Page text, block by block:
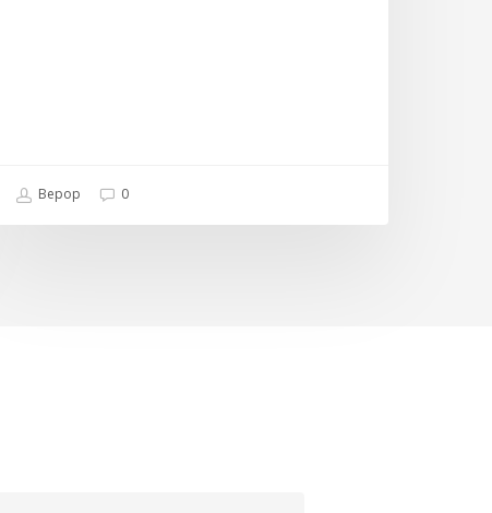
Bepop 0